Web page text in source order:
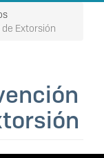
Extorsión